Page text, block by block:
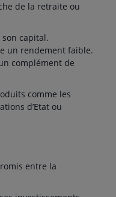
de la retraite ou
capital.
un rendement faible.
complément de
comme les
d’Etat ou
entre la